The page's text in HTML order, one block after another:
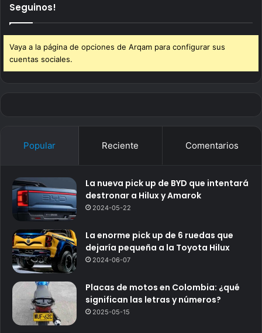
Seguinos!
Vaya a la página de opciones de Arqam para configurar sus
cuentas sociales.
Popular Reciente Comentarios
La nueva pick up de BYD que intentará
destronar a Hilux y Amarok
2024-05-22
La enorme pick up de 6 ruedas que
dejaría pequeña a la Toyota Hilux
2024-06-07
Placas de motos en Colombia: ¿qué
significan las letras y números?
2025-05-15